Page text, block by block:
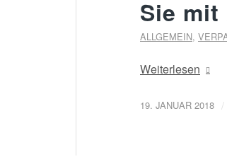
Sie mit
ALLGEMEIN,
Weiterlesen
19. JANUAR 2018 /